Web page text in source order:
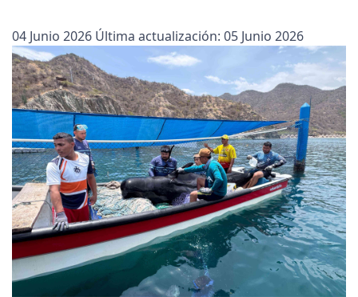
04 Junio 2026 Última actualización: 05 Junio 2026